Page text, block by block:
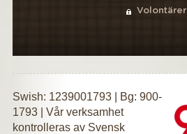
Volontärer
Swish: 1239001793 | Bg: 900-
1793 | Vår verksamhet
kontrolleras av Svensk